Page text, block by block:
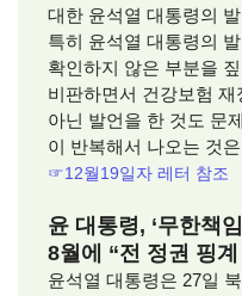
대한 윤석열 대통령의
특히 윤석열 대통령의
확인하지 않은 부분을
비판하면서 건강보험 재
아닌 발언을 한 것도 문
이 반복해서 나오는 것
☞12월19일자 레터 참조
윤 대통령, ‘무한책
8월에 “전 정권 핑
윤석열 대통령은 27일